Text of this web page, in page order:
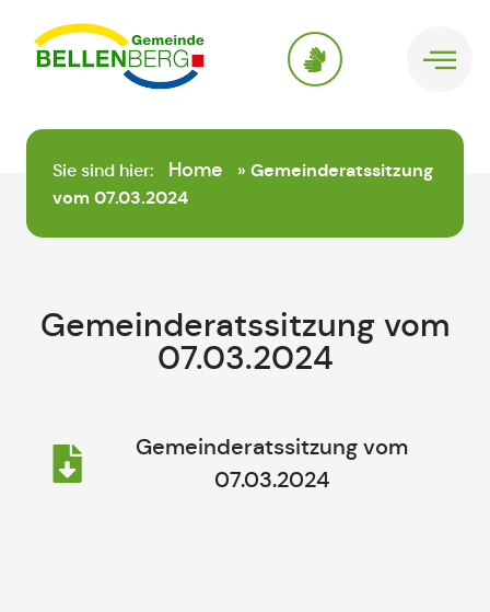
springen
Sie sind hier: Home » Gemeinderatssitzung
vom 07.03.2024
Gemeinderatssitzung vom
07.03.2024
Gemeinderatssitzung vom
07.03.2024